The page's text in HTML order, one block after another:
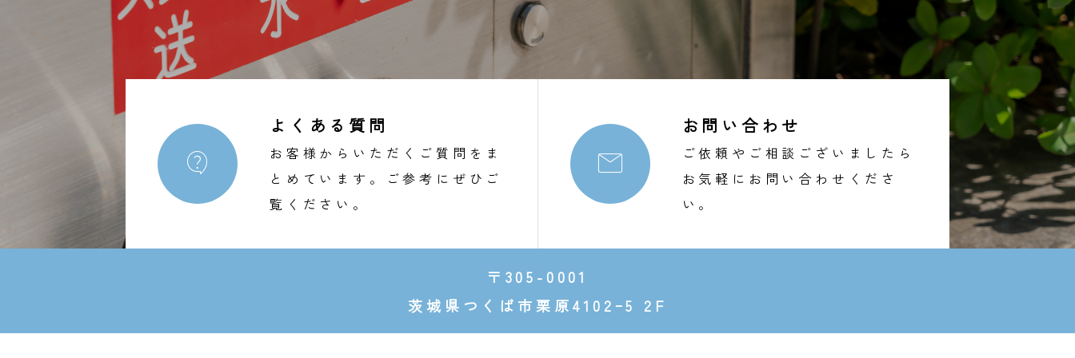

よくある質問
お客様からいただくご質問をま
とめています。ご参考にぜひご
覧ください。

お問い合わせ
ご依頼やご相談ございましたら
お気軽にお問い合わせくださ
い。
〒305-0001
茨城県つくば市栗原4102ｰ5 2F